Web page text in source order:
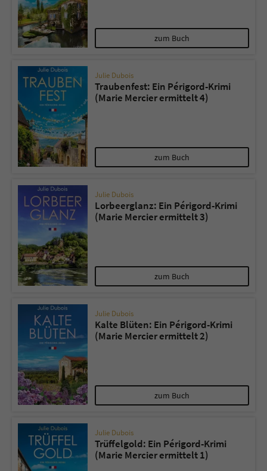
zum Buch
Julie Dubois
Traubenfest: Ein Périgord-Krimi
(Marie Mercier ermittelt 4)
zum Buch
Julie Dubois
Lorbeerglanz: Ein Périgord-Krimi
(Marie Mercier ermittelt 3)
zum Buch
Julie Dubois
Kalte Blüten: Ein Périgord-Krimi
(Marie Mercier ermittelt 2)
zum Buch
Julie Dubois
Trüffelgold: Ein Périgord-Krimi
(Marie Mercier ermittelt 1)